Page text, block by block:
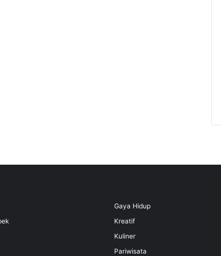
Gaya Hidup
Kreatif
Kuliner
Pariwisata